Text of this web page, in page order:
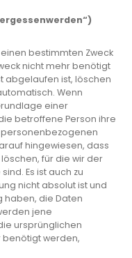
bestimmten Zweck
nicht mehr benötigt
abgelaufen ist, löschen
Wenn
einer
betroffene Person ihre
personenbezogenen
hingewiesen, dass
für die wir der
Es ist auch zu
nicht absolut ist und
haben, die Daten
jene
ursprünglichen
benötigt werden,